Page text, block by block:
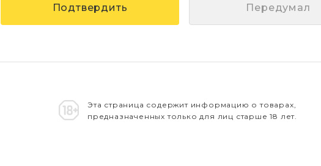
Передумал
Эта страница содержит информацию о товарах,
предназначенных только для лиц старше 18 лет.